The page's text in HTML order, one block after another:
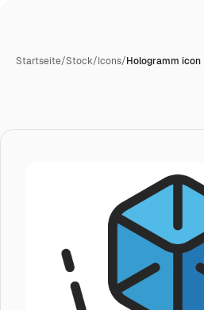
Startseite/Stock/Icons/Hologramm icon